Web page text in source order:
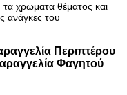
τα χρώματα θέματος και
ανάγκες του
Περιπτέρου
Φαγητού